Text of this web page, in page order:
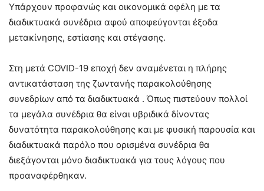
Υπάρχουν προφανώς και οικονομικά οφέλη με τα
διαδικτυακά συνέδρια αφού αποφεύγονται έξοδα
μετακίνησης, εστίασης και στέγασης.
Στη μετά COVID-19 εποχή δεν αναμένεται η πλήρης
αντικατάσταση της ζωντανής παρακολούθησης
συνεδρίων από τα διαδικτυακά . Όπως πιστεύουν πολλοί
τα μεγάλα συνέδρια θα είναι υβριδικά δίνοντας
δυνατότητα παρακολούθησης και με φυσική παρουσία και
διαδικτυακά παρόλο που ορισμένα συνέδρια θα
διεξάγονται μόνο διαδικτυακά για τους λόγους που
προαναφέρθηκαν.